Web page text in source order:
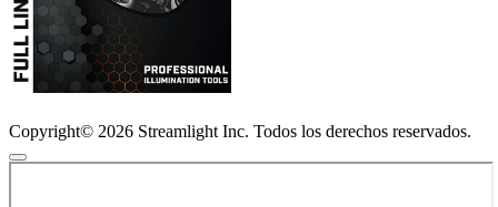
Copyright© 2026 Streamlight Inc. Todos los derechos reservados.